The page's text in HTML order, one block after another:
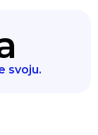
svoju.